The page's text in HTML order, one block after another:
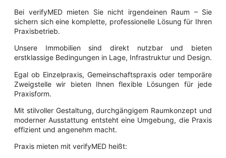
Bei verifyMED mieten Sie nicht irgendeinen Raum – Sie
sichern sich eine komplette, professionelle Lösung für Ihren
Praxisbetrieb.
Unsere Immobilien sind direkt nutzbar und bieten
erstklassige Bedingungen in Lage, Infrastruktur und Design.
Egal ob Einzelpraxis, Gemeinschaftspraxis oder temporäre
Zweigstelle wir bieten Ihnen flexible Lösungen für jede
Praxisform.
Mit stilvoller Gestaltung, durchgängigem Raumkonzept und
moderner Ausstattung entsteht eine Umgebung, die Praxis
effizient und angenehm macht.
Praxis mieten mit verifyMED heißt: